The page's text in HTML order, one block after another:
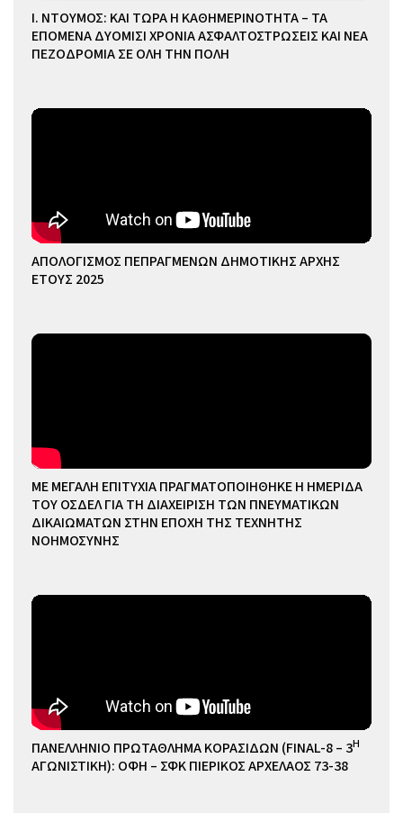
Ι. ΝΤΟΥΜΟΣ: ΚΑΙ ΤΩΡΑ Η ΚΑΘΗΜΕΡΙΝΟΤΗΤΑ – ΤΑ
ΕΠΟΜΕΝΑ ΔΥΟΜΙΣΙ ΧΡΟΝΙΑ ΑΣΦΑΛΤΟΣΤΡΩΣΕΙΣ ΚΑΙ ΝΕΑ
ΠΕΖΟΔΡΟΜΙΑ ΣΕ ΟΛΗ ΤΗΝ ΠΟΛΗ
ΑΠΟΛΟΓΙΣΜΟΣ ΠΕΠΡΑΓΜΕΝΩΝ ΔΗΜΟΤΙΚΗΣ ΑΡΧΗΣ
ΕΤΟΥΣ 2025
ΜΕ ΜΕΓΑΛΗ ΕΠΙΤΥΧΙΑ ΠΡΑΓΜΑΤΟΠΟΙΗΘΗΚΕ Η ΗΜΕΡΙΔΑ
ΤΟΥ ΟΣΔΕΛ ΓΙΑ ΤΗ ΔΙΑΧΕΙΡΙΣΗ ΤΩΝ ΠΝΕΥΜΑΤΙΚΩΝ
ΔΙΚΑΙΩΜΑΤΩΝ ΣΤΗΝ ΕΠΟΧΗ ΤΗΣ ΤΕΧΝΗΤΗΣ
ΝΟΗΜΟΣΥΝΗΣ
ΠΑΝΕΛΛΗΝΙΟ ΠΡΩΤΑΘΛΗΜΑ ΚΟΡΑΣΙΔΩΝ (FINAL-8 – 3Η
ΑΓΩΝΙΣΤΙΚΗ): ΟΦΗ – ΣΦΚ ΠΙΕΡΙΚΟΣ ΑΡΧΕΛΑΟΣ 73-38